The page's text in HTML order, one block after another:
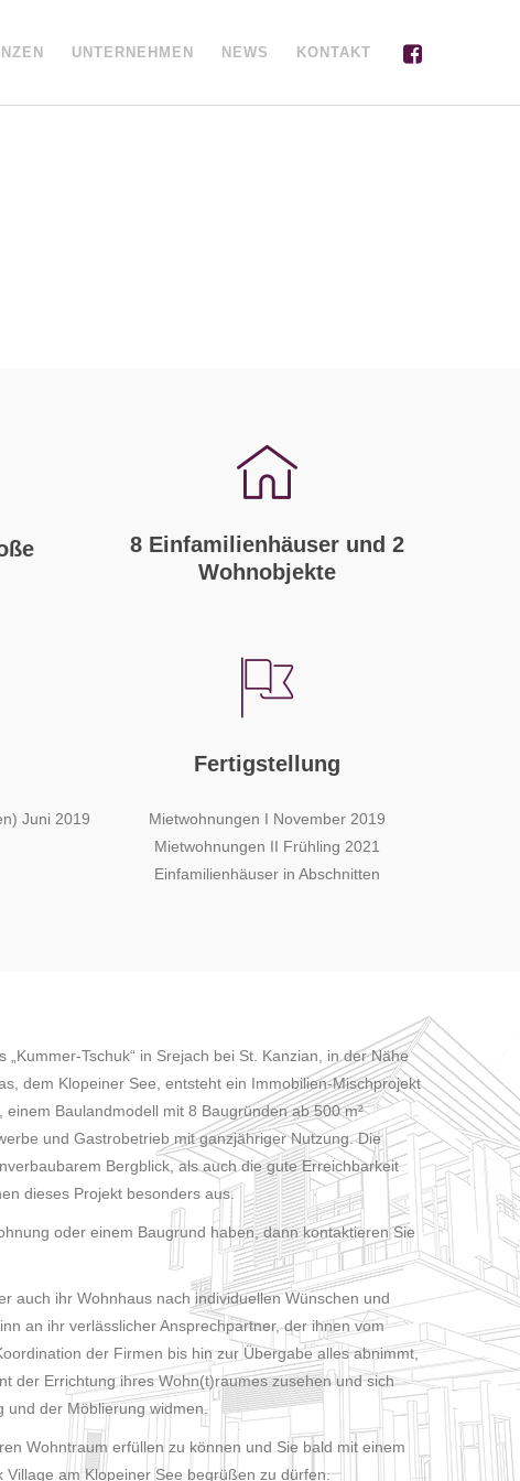
UNTERNEHMEN NEWS KONTAKT
8 Einfamilienhäuser und 2
Wohnobjekte
Juni 2019
Fertigstellung
Mietwohnungen I November 2019
Mietwohnungen II Frühling 2021
Einfamilienhäuser in Abschnitten
„Kummer-Tschuk“ in Srejach bei St. Kanzian, in der Nähe
dem Klopeiner See, entsteht ein Immobilien-Mischprojekt
Baulandmodell mit 8 Baugründen ab 500 m²
und Gastrobetrieb mit ganzjähriger Nutzung. Die
Bergblick, als auch die gute Erreichbarkeit
dieses Projekt besonders aus.
oder einem Baugrund haben, dann kontaktieren Sie
auch ihr Wohnhaus nach individuellen Wünschen und
an ihr verlässlicher Ansprechpartner, der ihnen vom
der Firmen bis hin zur Übergabe alles abnimmt,
der Errichtung ihres Wohn(t)raumes zusehen und sich
und der Möblierung widmen.
Wohntraum erfüllen zu können und Sie bald mit einem
Village am Klopeiner See begrüßen zu dürfen.